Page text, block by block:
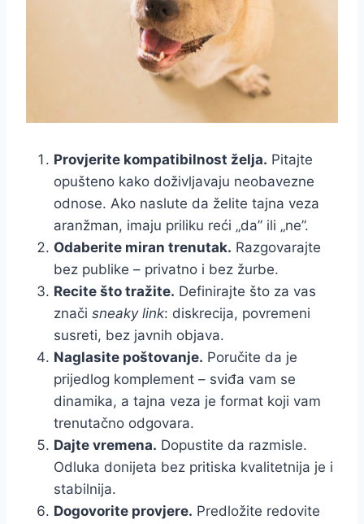
Provjerite kompatibilnost želja. Pitajte
opušteno kako doživljavaju neobavezne
odnose. Ako naslute da želite tajna veza
aranžman, imaju priliku reći „da” ili „ne”.
Odaberite miran trenutak. Razgovarajte
bez publike – privatno i bez žurbe.
Recite što tražite. Definirajte što za vas
znači sneaky link: diskrecija, povremeni
susreti, bez javnih objava.
Naglasite poštovanje. Poručite da je
prijedlog komplement – sviđa vam se
dinamika, a tajna veza je format koji vam
trenutačno odgovara.
Dajte vremena. Dopustite da razmisle.
Odluka donijeta bez pritiska kvalitetnija je i
stabilnija.
Dogovorite provjere. Predložite redovite